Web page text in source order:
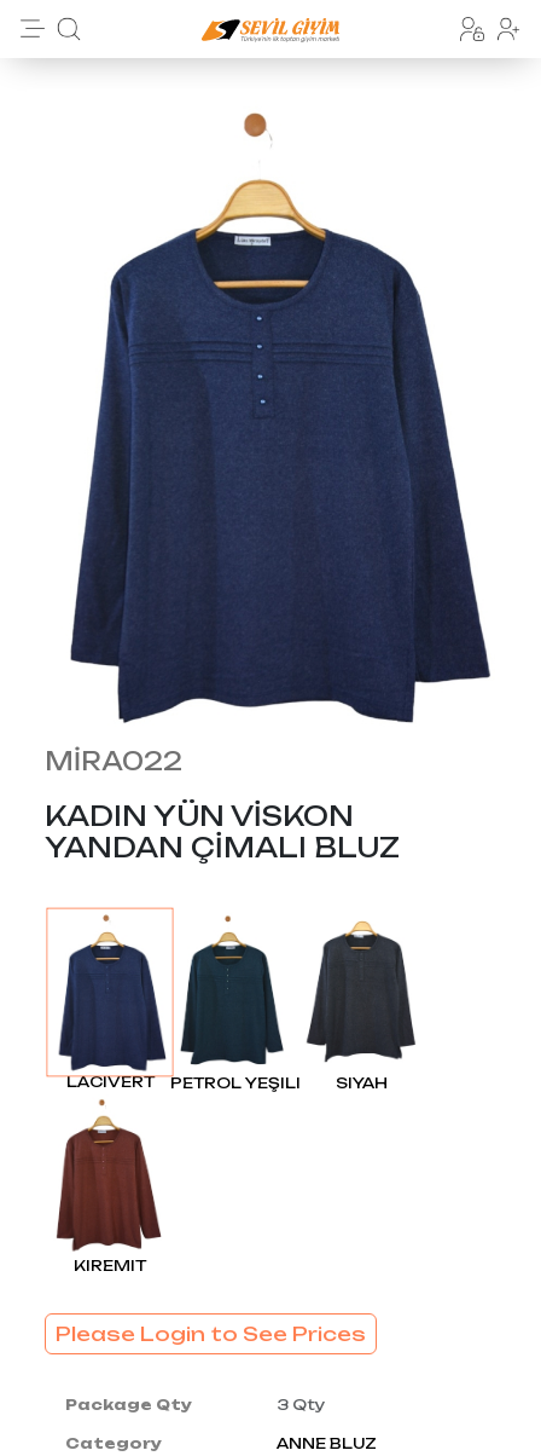
MİRA022
KADIN YÜN VİSKON
YANDAN ÇİMALI BLUZ
LACIVERT PETROL YEŞILI SIYAH
KIREMIT
Please Login to See Prices
Package Qty 3 Qty
Category ANNE BLUZ